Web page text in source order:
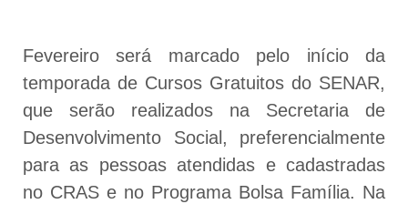
Fevereiro será marcado pelo início da
temporada de Cursos Gratuitos do SENAR,
que serão realizados na Secretaria de
Desenvolvimento Social, preferencialmente
para as pessoas atendidas e cadastradas
no CRAS e no Programa Bolsa Família. Na